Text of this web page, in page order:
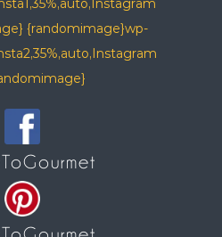
{randomimage}wp-